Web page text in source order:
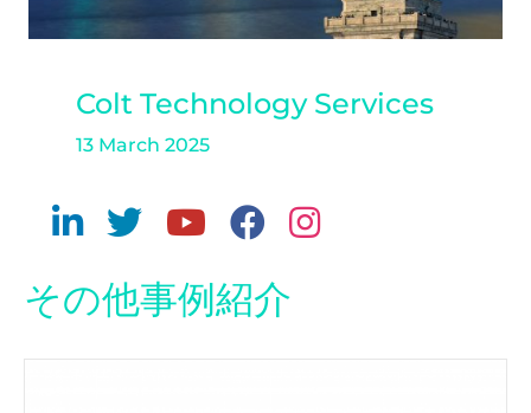
Colt Technology Services
13 March 2025
その他事例紹介